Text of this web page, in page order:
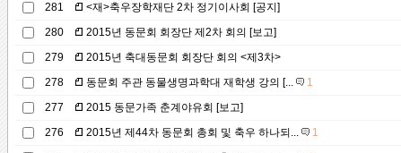
281
<재>축우장학재단 2차 정기이사회 [공지]
280
2015년 동문회 회장단 제2차 회의 [보고]
279
2015년 축대동문회 회장단 회의 <제3차>
278
동문회 주관 동물생명과학대 재학생 강의 [... 1
277
2015 동문가족 춘계야유회 [보고]
276
2015년 제44차 동문회 총회 및 축우 하나되... 1